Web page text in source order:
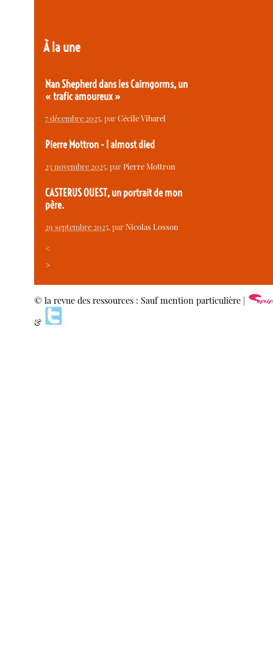
À la une
Nan Shepherd dans les Cairngorms, un
« trafic amoureux »
7 décembre 2025, parCécile Vibarel
Pierre Mottron - I almost died
23 novembre 2025, parPierre Mottron
CASTERUS OUEST, un portrait de mon
père.
29 septembre 2025, parNicolas Losson
<
>
© la revue des ressources : Sauf mention particulière |
&